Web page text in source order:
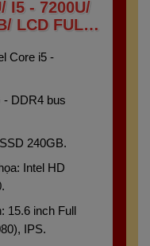
I5 - 7200U/
LCD FULL
Core i5 -
- DDR4 bus
240GB.
Intel HD
15.6 inch Full
IPS.